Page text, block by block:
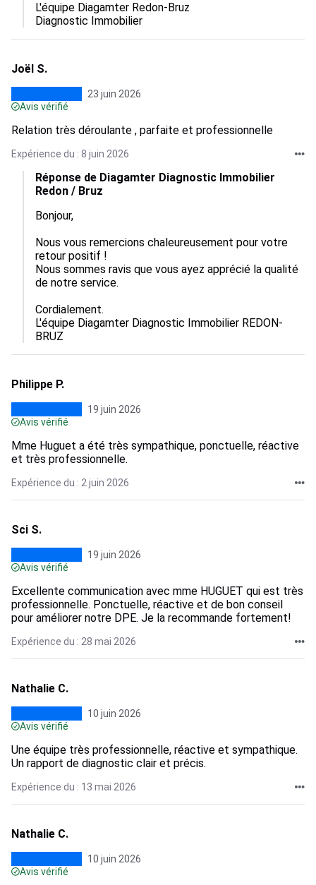
L'équipe Diagamter Redon-Bruz
Diagnostic Immobilier
Joël S.
23 juin 2026
Avis vérifié
Relation très déroulante , parfaite et professionnelle
Expérience du : 8 juin 2026
Réponse de Diagamter Diagnostic Immobilier
Redon / Bruz
Bonjour,
Nous vous remercions chaleureusement pour votre
retour positif !
Nous sommes ravis que vous ayez apprécié la qualité
de notre service.
Cordialement.
L'équipe Diagamter Diagnostic Immobilier REDON-
BRUZ
Philippe P.
19 juin 2026
Avis vérifié
Mme Huguet a été très sympathique, ponctuelle, réactive
et très professionnelle.
Expérience du : 2 juin 2026
Sci S.
19 juin 2026
Avis vérifié
Excellente communication avec mme HUGUET qui est très
professionnelle. Ponctuelle, réactive et de bon conseil
pour améliorer notre DPE. Je la recommande fortement!
Expérience du : 28 mai 2026
Nathalie C.
10 juin 2026
Avis vérifié
Une équipe très professionnelle, réactive et sympathique.
Un rapport de diagnostic clair et précis.
Expérience du : 13 mai 2026
Nathalie C.
10 juin 2026
Avis vérifié